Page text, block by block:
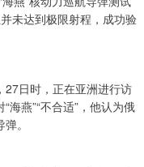
未达到极限射程，成功验
27日时，正在亚洲进行访
海燕”“不合适”，他认为俄
。